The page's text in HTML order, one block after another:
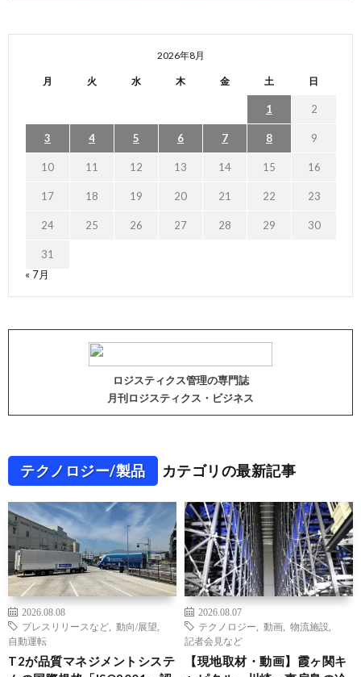
2026年8月
月 火 水 木 金 土 日
1 2
3 4 5 6 7 8 9
10 11 12 13 14 15 16
17 18 19 20 21 22 23
24 25 26 27 28 29 30
31
« 7月
ロジスティクス管理の専門誌
月刊ロジスティクス・ビジネス
テクノロジー/製品 カテゴリの最新記事
2026.08.08
プレスリリースなど
動向/展望
自動運転
T2が品質マネジメントシステ
2026.08.07
テクノロジー
動画 物流施設
記者会見など
【現地取材・動画】霞ヶ関キ